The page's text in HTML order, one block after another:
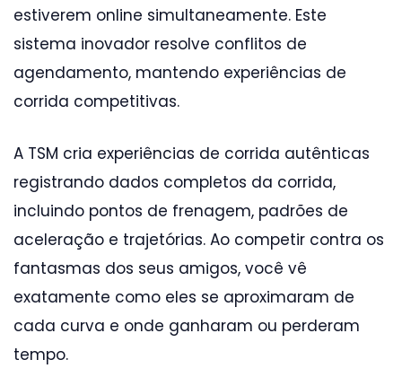
estiverem online simultaneamente. Este
sistema inovador resolve conflitos de
agendamento, mantendo experiências de
corrida competitivas.
A TSM cria experiências de corrida autênticas
registrando dados completos da corrida,
incluindo pontos de frenagem, padrões de
aceleração e trajetórias. Ao competir contra os
fantasmas dos seus amigos, você vê
exatamente como eles se aproximaram de
cada curva e onde ganharam ou perderam
tempo.